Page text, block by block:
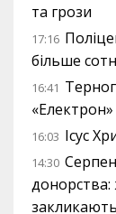
та грози
17:16
більше
16:41
«Електрон»
16:03 Ісус
14:30